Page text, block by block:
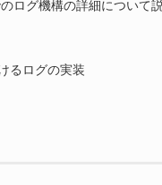
ログ機構の詳細について
るログの実装